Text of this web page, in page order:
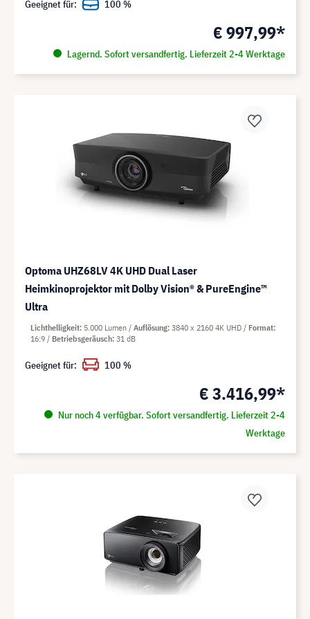
€ 997,99*
Lagernd. Sofort versandfertig. Lieferzeit 2-4 Werktage
Geeignet für: 100 %
Optoma UHZ68LV 4K UHD Dual Laser
Heimkinoprojektor mit Dolby Vision® & PureEngine™
Ultra
€ 3.416,99*
Nur noch 4 verfügbar. Sofort versandfertig. Lieferzeit 2-4
Werktage
Lichthelligkeit 5.000 Lumen Auflösung 3840 x 2160 4K UHD
Format
16:9
Betriebsgeräusch 31 dB
Geeignet für: 100 %